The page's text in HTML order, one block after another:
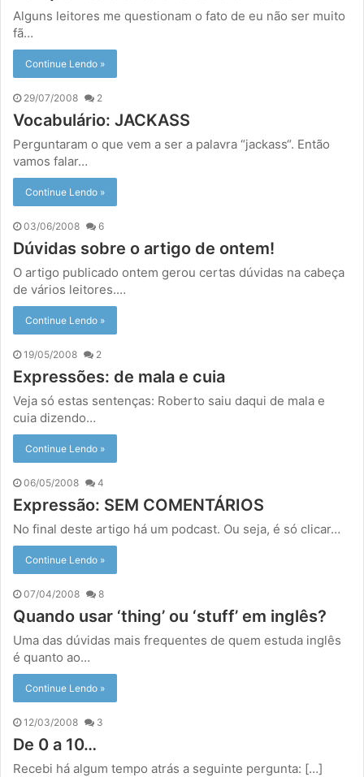
Alguns leitores me questionam o fato de eu não ser muito
fã…
Continue Lendo »
29/07/2008 2
Vocabulário: JACKASS
Perguntaram o que vem a ser a palavra “jackass“. Então
vamos falar…
Continue Lendo »
03/06/2008 6
Dúvidas sobre o artigo de ontem!
O artigo publicado ontem gerou certas dúvidas na cabeça
de vários leitores.…
Continue Lendo »
19/05/2008 2
Expressões: de mala e cuia
Veja só estas sentenças: Roberto saiu daqui de mala e
cuia dizendo…
Continue Lendo »
06/05/2008 4
Expressão: SEM COMENTÁRIOS
No final deste artigo há um podcast. Ou seja, é só clicar…
Continue Lendo »
07/04/2008 8
Quando usar ‘thing’ ou ‘stuff’ em inglês?
Uma das dúvidas mais frequentes de quem estuda inglês
é quanto ao…
Continue Lendo »
12/03/2008 3
De 0 a 10…
Recebi há algum tempo atrás a seguinte pergunta: […]